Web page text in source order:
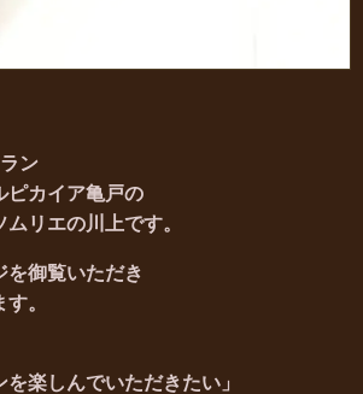
ン
ピカイア亀戸の
リエの川上です。
を御覧いただき
。
を楽しんでいただきたい」